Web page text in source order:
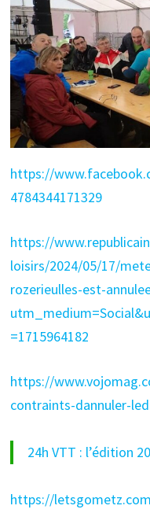
https://
4784344171329
https://
loisirs/2024/05/17/
rozerieulles-est-
=1715964182
https://
contraints-dannuler-
24h VTT : l’édition
https://